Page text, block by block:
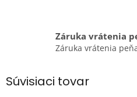
Záruka vrátenia
Záruka vrátenia
Súvisiaci tovar